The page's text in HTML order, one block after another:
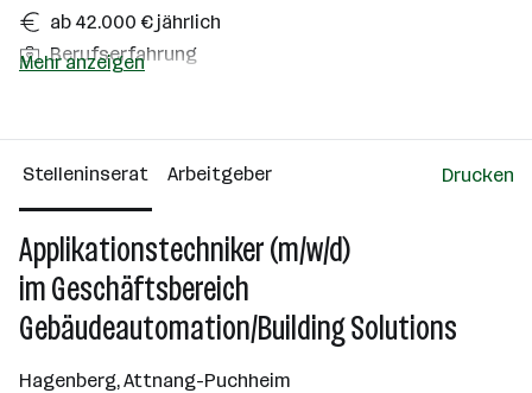
ab 42.000 € jährlich
Berufserfahrung
Über das Unternehmen
501 - 2500 Mitarbeiter*innen
Attnang-Puchheim
Mehr anzeigen
Stelleninserat Arbeitgeber Drucken
Applikationstechniker (m/w/d)
im Geschäftsbereich
Gebäudeautomation/Building Solutions
Hagenberg, Attnang-Puchheim